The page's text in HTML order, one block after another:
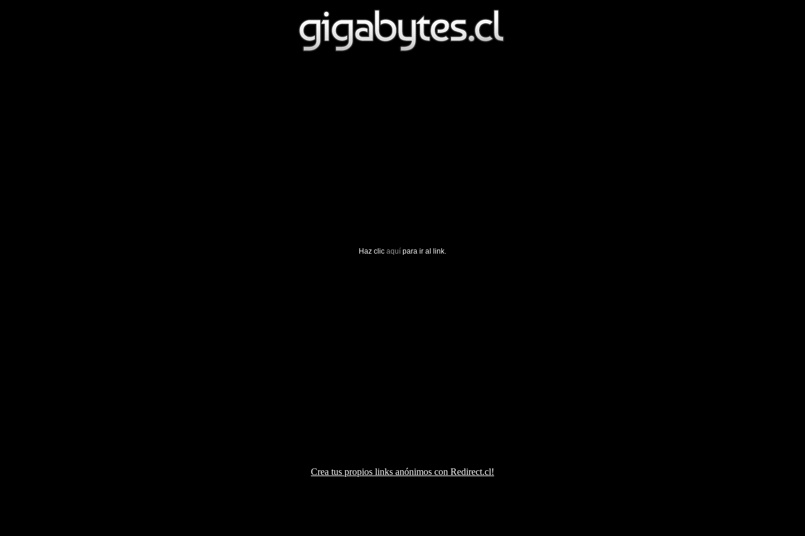
Haz clic aquí para ir al link.
Crea tus propios links anónimos con Redirect.cl!